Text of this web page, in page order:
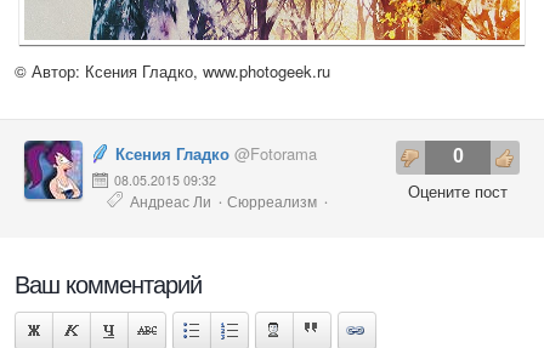
© Автор: Ксения Гладко, www.photogeek.ru
0
Оцените пост
Ксения Гладко @Fotorama
08.05.2015 09:32
Андреас Ли · Сюрреализм ·
Ваш комментарий